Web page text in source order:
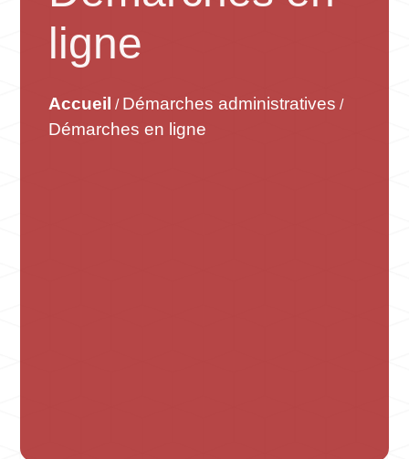
ligne
Accueil / Démarches administratives /
Démarches en ligne